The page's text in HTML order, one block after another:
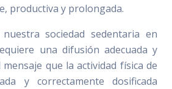
productiva y prolongada.
sociedad sedentaria en
una difusión adecuada y
que la actividad física de
y correctamente dosificada